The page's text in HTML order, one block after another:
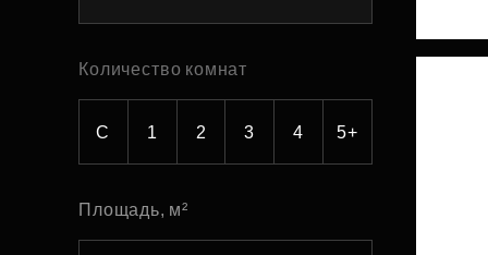
Рефинансирование
Количество комнат
С 1 2 3 4 5+
Площадь, м²